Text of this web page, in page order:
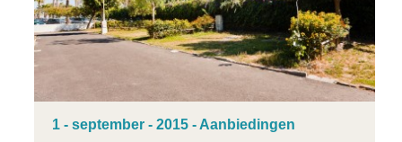
1 - september - 2015 - Aanbiedingen